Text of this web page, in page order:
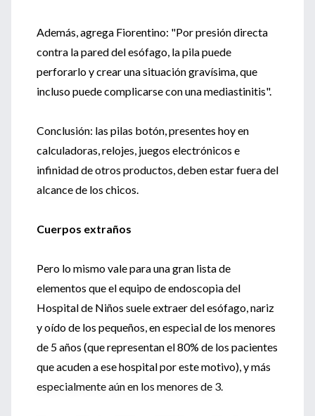
Además, agrega Fiorentino: "Por presión directa
contra la pared del esófago, la pila puede
perforarlo y crear una situación gravísima, que
incluso puede complicarse con una mediastinitis".
Conclusión: las pilas botón, presentes hoy en
calculadoras, relojes, juegos electrónicos e
infinidad de otros productos, deben estar fuera del
alcance de los chicos.
Cuerpos extraños
Pero lo mismo vale para una gran lista de
elementos que el equipo de endoscopia del
Hospital de Niños suele extraer del esófago, nariz
y oído de los pequeños, en especial de los menores
de 5 años (que representan el 80% de los pacientes
que acuden a ese hospital por este motivo), y más
especialmente aún en los menores de 3.